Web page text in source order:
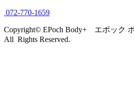
072-770-1659
Copyright© EPoch Body+ エポック
All Rights Reserved.